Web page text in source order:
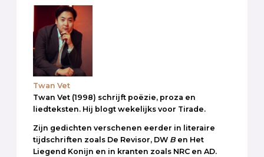
Twan Vet
Twan Vet (1998) schrijft poëzie, proza en
liedteksten. Hij blogt wekelijks voor Tirade.
Zijn gedichten verschenen eerder in literaire
tijdschriften zoals De Revisor, DW B en Het
Liegend Konijn en in kranten zoals NRC en AD.